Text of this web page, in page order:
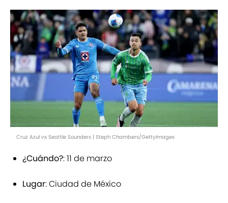
Cruz Azul vs Seattle Sounders | Steph Chambers/GettyImages
¿Cuándo?: 11 de marzo
Lugar: Ciudad de México